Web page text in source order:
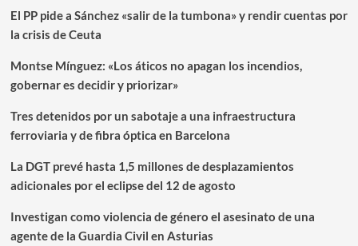
El PP pide a Sánchez «salir de la tumbona» y rendir cuentas por
la crisis de Ceuta
Montse Mínguez: «Los áticos no apagan los incendios,
gobernar es decidir y priorizar»
Tres detenidos por un sabotaje a una infraestructura
ferroviaria y de fibra óptica en Barcelona
La DGT prevé hasta 1,5 millones de desplazamientos
adicionales por el eclipse del 12 de agosto
Investigan como violencia de género el asesinato de una
agente de la Guardia Civil en Asturias